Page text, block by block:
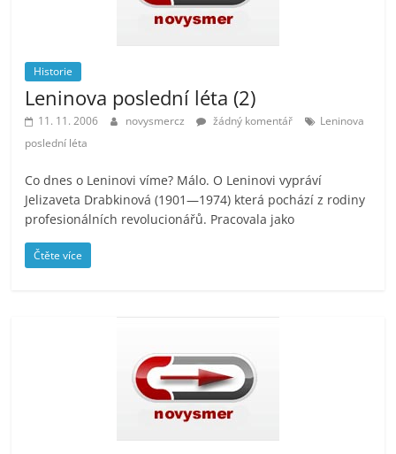
Historie
Leninova poslední léta (2)
11. 11. 2006 novysmercz žádný komentář
Leninova
poslední léta
Co dnes o Leninovi víme? Málo. O Leninovi vypráví
Jelizaveta Drabkinová (1901—1974) která pochází z rodiny
profesionálních revolucionářů. Pracovala jako
Čtěte více